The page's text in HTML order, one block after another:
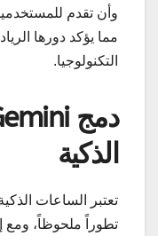
وأن تقدم
مما يؤكد دورها
التكنولوجيا.
الذكية
تعتبر الساعات